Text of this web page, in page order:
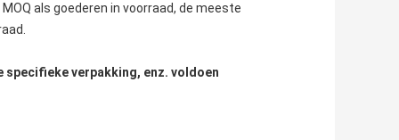
als goederen in voorraad, de meeste
specifieke verpakking, enz. voldoen